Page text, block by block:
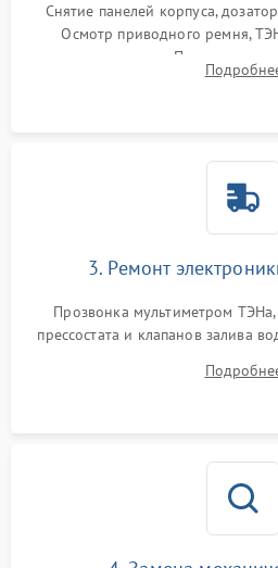
Снятие панелей корпуса,
Осмотр приводного ремня,
амортизаторов. Проверка
крестовины на износ, а
3. Ремонт
Прозвонка мультиметром
прессостата и клапанов залива
Восстановление целостности